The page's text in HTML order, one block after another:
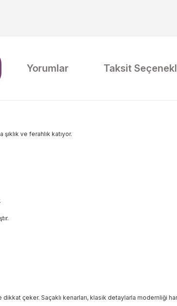
Yorumlar Taksit
ve ferahlık katıyor.
çeker. Saçaklı kenarları, klasik detaylarla modernliği